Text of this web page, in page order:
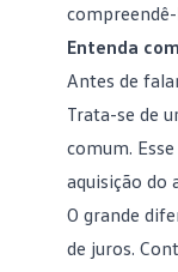
Entenda
Antes de
Trata-se de
comum.
aquisição do
O grande
de juros.